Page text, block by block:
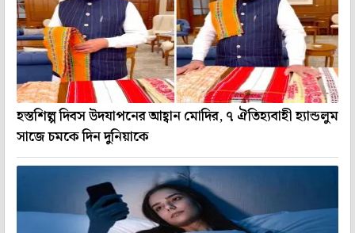
হস্তশিল্প দিবস উদযাপনের আহ্বান মোদির, ৭ ঐতিহ্যবাহী হ্যান্ডলুম
সাজে চমকে দিন দুনিয়াকে